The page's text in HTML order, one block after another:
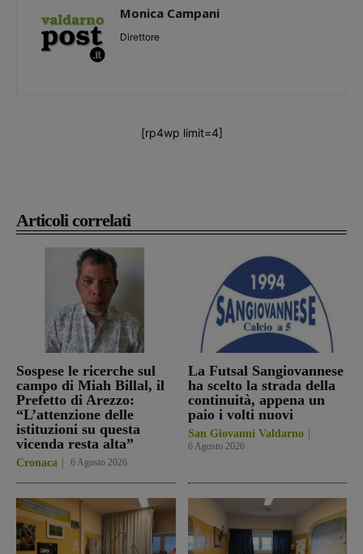
Articoli correlati
Sospese le ricerche sul
campo di Miah Billal, il
Prefetto di Arezzo:
“L’attenzione delle
istituzioni su questa
vicenda resta alta”
Cronaca 6 Agosto 2026
La Futsal Sangiovannese
ha scelto la strada della
continuità, appena un
paio i volti nuovi
San Giovanni Valdarno
6 Agosto 2026
Monica Campani
Direttore
[rp4wp limit=4]